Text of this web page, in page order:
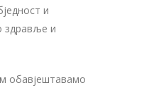
и
здравље и
обавјештавамо